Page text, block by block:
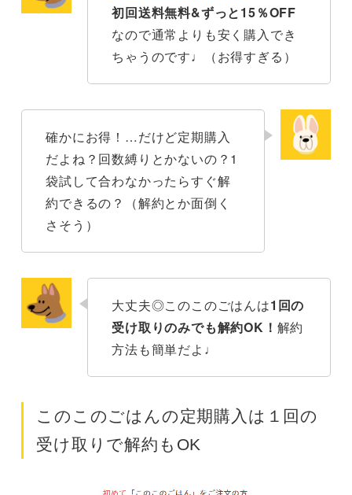
初回送料無料&ずっと15％OFF
なので通常よりも安く購入でき
ちゃうのです♩（お得すぎる）
確かにお得！…だけど定期購入
だよね？回数縛りとかないの？1
袋試して合わなかったらすぐ解
約できるの？（解約とか面倒く
さそう）
大丈夫◎このこのごはんは1回の
受け取りのみでも解約OK！ 解約
方法も簡単だよ♩
このこのごはんの定期購入は１回の
受け取りで解約もOK